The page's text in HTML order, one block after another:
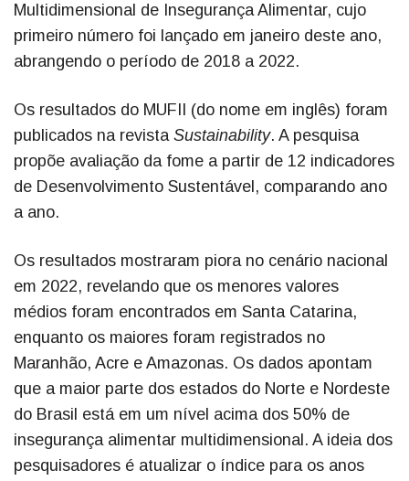
Multidimensional de Insegurança Alimentar, cujo
primeiro número foi lançado em janeiro deste ano,
abrangendo o período de 2018 a 2022.
Os resultados do MUFII (do nome em inglês) foram
publicados na revista Sustainability. A pesquisa
propõe avaliação da fome a partir de 12 indicadores
de Desenvolvimento Sustentável, comparando ano
a ano.
Os resultados mostraram piora no cenário nacional
em 2022, revelando que os menores valores
médios foram encontrados em Santa Catarina,
enquanto os maiores foram registrados no
Maranhão, Acre e Amazonas. Os dados apontam
que a maior parte dos estados do Norte e Nordeste
do Brasil está em um nível acima dos 50% de
insegurança alimentar multidimensional. A ideia dos
pesquisadores é atualizar o índice para os anos